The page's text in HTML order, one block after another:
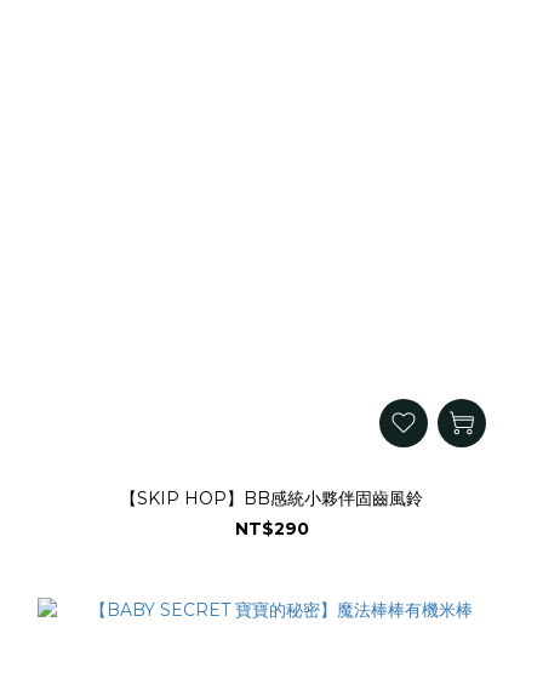
【SKIP HOP】BB感統小夥伴固齒風鈴
NT$290